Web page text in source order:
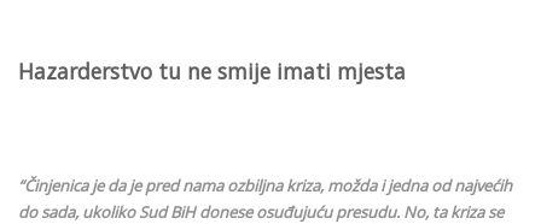
Hazarderstvo tu ne smije imati mjesta
“Činjenica je da je pred nama ozbiljna kriza, možda i jedna od najvećih
do sada, ukoliko Sud BiH donese osuđujuću presudu. No, ta kriza se